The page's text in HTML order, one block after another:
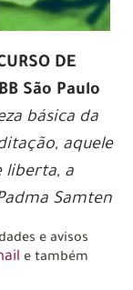
DE
São Paulo
básica da
aquele
liberta, a
Samten
e avisos
e também